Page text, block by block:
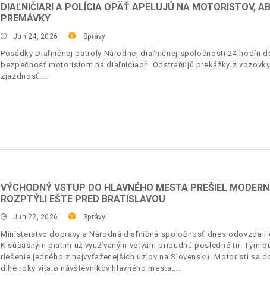
DIAĽNIČIARI A POLÍCIA OPÄŤ APELUJÚ NA MOTORISTOV,
PREMÁVKY
Jun 24, 2026 Správy
Posádky Diaľničnej patroly Národnej diaľničnej spoločnosti 24 hodín
bezpečnosť motoristom na diaľniciach. Odstraňujú prekážky z
zjazdnosť.
VÝCHODNÝ VSTUP DO HLAVNÉHO MESTA PREŠIEL
ROZPTÝLI EŠTE PRED BRATISLAVOU
Jun 22, 2026 Správy
Ministerstvo dopravy a Národná diaľničná spoločnosť dnes odovzdali
K súčasným piatim už využívaným vetvám pribudnú posledné tri. Tým
riešenie jedného z najvyťaženejších uzlov na Slovensku. Motoristi sa
dlhé roky vítalo návštevníkov hlavného mesta.